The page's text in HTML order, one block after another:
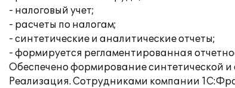
- налоговый учет;
- расчеты по налогам;
- синтетические и аналитические отчеты;
- формируется регламентированная
Обеспечено формирование синтетической и
Реализация. Сотрудниками компании